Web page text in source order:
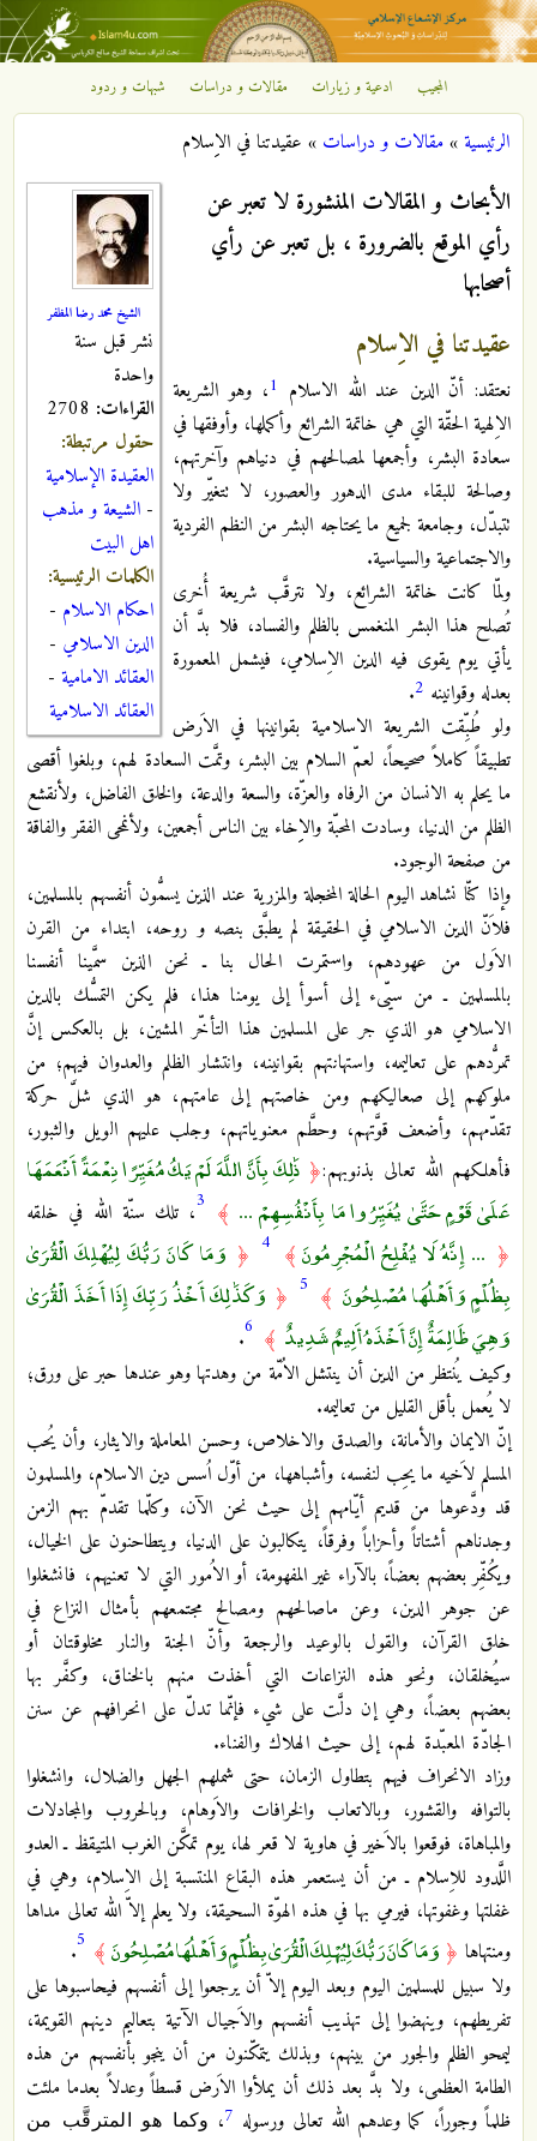
تجاوز إلى المحتوى الرئيسي
مركز
الإشعاع
الإسلامي
المجيب ادعية و زيارات مقالات و دراسات شبهات و ردود
أنت هنا
الرئيسية»مقالات و دراسات » عقيدتنا في الاِِسلام
الشيخ محمد رضا المظفر
نشر قبل سنة
واحدة
القراءات:
حقول مرتبطة:
العقيدة الإسلامية
- الشيعة و مذهب
اهل البيت
الكلمات الرئيسية:
احكام الاسلام -
الدين الاسلامي -
العقائد الامامية -
العقائد الاسلامية
الأبحاث و المقالات المنشورة لا تعبر عن
رأي الموقع بالضرورة ، بل تعبر عن رأي
أصحابها
عقيدتنا في الاِِسلام
نعتقد: أنّ الدين عند الله الاسلام 1، وهو الشريعة
الاِلهية الحقّة التي هي خاتمة الشرائع وأكملها، وأوفقها في
سعادة البشر، وأجمعها لمصالحهم في دنياهم وآخرتهم،
وصالحة للبقاء مدى الدهور والعصور، لا تتغيّر ولا
تتبدّل، وجامعة لجميع ما يحتاجه البشر من النظم الفردية
والاجتماعية والسياسية.
ولمّا كانت خاتمة الشرائع، ولا نترقَّب شريعة أُخرى
تُصلح هذا البشر المنغمس بالظلم والفساد، فلا بدَّ أن
يأتي يوم يقوى فيه الدين الاِسلامي، فيشمل المعمورة
بعدله وقوانينه 2
.
ولو طُبِّقت الشريعة الاسلامية بقوانينها في الاَرض
تطبيقاً كاملاً صحيحاً، لعمّ السلام بين البشر، وتمَّت السعادة لهم، وبلغوا أقصى
ما يحلم به الانسان من الرفاه والعزّة، والسعة والدعة، والخلق الفاضل، ولأنقشع
الظلم من الدنيا، وسادت المحبّة والاِِخاء بين الناس أجمعين، ولأنمحى الفقر والفاقة
من صفحة الوجود.
وإذا كنّا نشاهد اليوم الحالة المخجلة والمزرية عند الذين يسمُّون أنفسهم بالمسلمين،
فلاَنّ الدين الاسلامي في الحقيقة لم يطبَّق بنصه و روحه، ابتداء من القرن
الاَول من عهودهم، واستمرت الحال بنا ـ نحن الذين سمَّينا أنفسنا
بالمسلمين ـ من سيّىء إلى أسوأ إلى يومنا هذا، فلم يكن التمسُّك بالدين
الاسلامي هو الذي جر على المسلمين هذا التأخّر المشين، بل بالعكس إنَّ
تمرُّدهم على تعاليمه، واستهانتهم بقوانينه، وانتشار الظلم والعدوان فيهم؛ من
ملوكهم إلى صعاليكهم ومن خاصتهم إلى عامتهم، هو الذي شلَّ حركة
تقدّمهم، وأضعف قوَّتهم، وحطَّم معنوياتهم، وجلب عليهم الويل والثبور،
فأهلكهم الله تعالى بذنوبهم:﴿ ذَٰلِكَ بِأَنَّ اللَّهَ لَمْ يَكُ مُغَيِّرًا نِعْمَةً أَنْعَمَهَا
عَلَىٰ قَوْمٍ حَتَّىٰ يُغَيِّرُوا مَا بِأَنْفُسِهِمْ ... ﴾ 3، تلك سنّة الله في خلقه
﴿ ... إِنَّهُ لَا يُفْلِحُ الْمُجْرِمُونَ ﴾ 4 ﴿ وَمَا كَانَ رَبُّكَ لِيُهْلِكَ الْقُرَىٰ
بِظُلْمٍ وَأَهْلُهَا مُصْلِحُونَ ﴾ 5 ﴿ وَكَذَٰلِكَ أَخْذُ رَبِّكَ إِذَا أَخَذَ الْقُرَىٰ
وَهِيَ ظَالِمَةٌ إِنَّ أَخْذَهُ أَلِيمٌ شَدِيدٌ ﴾ 6
.
وكيف يُنتظر من الدين أن ينتشل الاُمّة من وهدتها وهو عندها حبر على ورق؛
لا يُعمل بأقل القليل من تعاليمه.
إنّ الايمان والأمانة، والصدق والاخلاص، وحسن المعاملة والايثار، وأن يُحب
المسلم لاَخيه ما يحِب لنفسه، وأشباهها، من أوّل اُسس دين الاسلام، والمسلمون
قد ودَّعوها من قديم أيّامهم إلى حيث نحن الآن، وكلّما تقدمّ بهم الزمن
وجدناهم أشتاتاً وأحزاباً وفرقاً، يتكالبون على الدنيا، ويتطاحنون على الخيال،
ويكُفِّر بعضهم بعضاً، بالآراء غير المفهومة، أوالاُمور التي لا تعنيهم، فانشغلوا
عن جوهر الدين، وعن ماصالحهم ومصالح مجتمعهم بأمثال النزاع في
خلق القرآن، والقول بالوعيد والرجعة وأنّ الجنة والنار مخلوقتان أو
سيُخلقان، ونحو هذه النزاعات التي أخذت منهم بالخناق، وكفَّر بها
بعضهم بعضاً، وهي إن دلَّت على شيء فإنّما تدلّ على انحرافهم عن سنن
الجادّة المعبّدة لهم، إلى حيث الهلاك والفناء.
وزاد الانحراف فيهم بتطاول الزمان، حتى شملهم الجهل والضلال، وانشغلوا
بالتوافه والقشور، وبالاتعاب والخرافات والاَوهام، وبالحروب والمجادلات
والمباهاة، فوقعوا بالاَخير في هاوية لا قعر لها، يوم تمكَّن الغرب المتيقظ ـ العدو
اللَّدود للاِسلام ـ من أن يستعمر هذه البقاع المنتسبة إلى الاِسلام، وهي في
غفلتها وغفوتها، فيرمي بها في هذه الهوّة السحيقة، ولا يعلم إلاّ الله تعالى مداها
ومنتهاها ﴿ وَمَا كَانَ رَبُّكَ لِيُهْلِكَ الْقُرَىٰ بِظُلْمٍ وَأَهْلُهَا مُصْلِحُونَ ﴾ 5
.
ولا سبيل للمسلمين اليوم وبعد اليوم إلاّ أن يرجعوا إلى أنفسهم فيحاسبوها على
تفريطهم، وينهضوا إلى تهذيب أنفسهم والاَجيال الآتية بتعاليم دينهم القويمة،
ليمحو الظلم والجور من بينهم، وبذلك يتمكّنون من أن ينجو بأنفسهم من هذه
الطامة العظمى، ولا بدَّ بعد ذلك أن يملأوا الاَرض قسطاً وعدلاً بعدما ملئت
ظلماً وجوراً، كما وعدهم الله تعالى ورسوله 7، وكما هو المترقَّب من